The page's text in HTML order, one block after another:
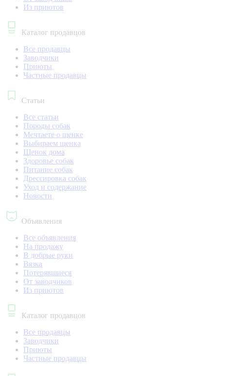
Из приютов
Каталог продавцов
Все продавцы
Заводчики
Приюты
Частные продавцы
Статьи
Все статьи
Породы собак
Мечтаете о щенке
Выбираем щенка
Щенок дома
Здоровье собак
Питание собак
Дрессировка собак
Уход и содержание
Новости
Объявления
Все объявления
На продажу
В добрые руки
Вязка
Потерявшиеся
От заводчиков
Из приютов
Каталог продавцов
Все продавцы
Заводчики
Приюты
Частные продавцы